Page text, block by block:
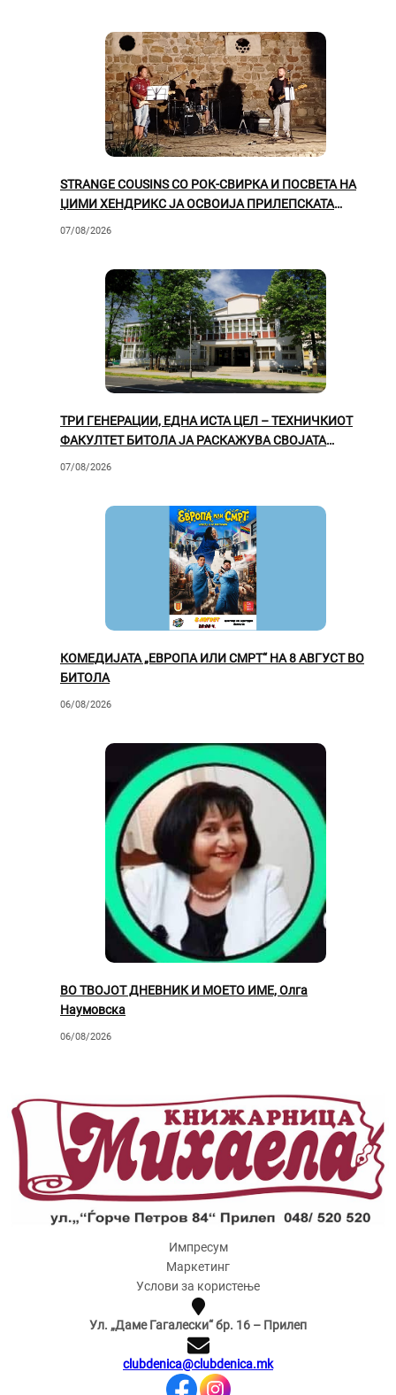
STRANGE COUSINS СО РОК-СВИРКА И ПОСВЕТА НА
ЏИМИ ХЕНДРИКС ЈА ОСВОИЈА ПРИЛЕПСКАТА
07/08/2026
ТРИ ГЕНЕРАЦИИ, ЕДНА ИСТА ЦЕЛ – ТЕХНИЧКИОТ
ФАКУЛТЕТ БИТОЛА ЈА РАСКАЖУВА СВОЈАТА
07/08/2026
КОМЕДИЈАТА „ЕВРОПА ИЛИ СМРТ“ НА 8 АВГУСТ ВО
БИТОЛА
06/08/2026
ВО ТВОЈОТ ДНЕВНИК И МОЕТО ИМЕ, Олга
Наумовска
06/08/2026
Импресум
Маркетинг
Услови за користење
Ул. „Даме Гагалески“ бр. 16 – Прилеп
clubdenica@clubdenica.mk